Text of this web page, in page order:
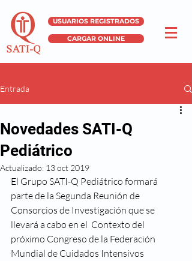
USUARIOS REGISTRADOS
CARGAR ONLINE
Entrada
Novedades SATI-Q
Pediátrico
Actualizado: 13 oct 2019
El Grupo SATI-Q Pediátrico formará
parte de la Segunda Reunión de
Consorcios de Investigación que se
llevará a cabo en el  Contexto del
próximo Congreso de la Federación
Mundial de Cuidados Intensivos